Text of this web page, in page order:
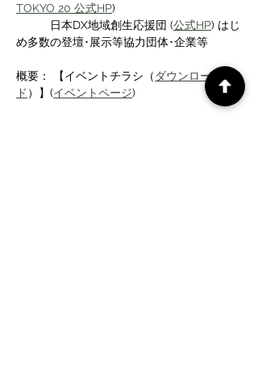
TOKYO 20 公式HP)
日本DX地域創生応援団 (公式HP) はじ
め多数の登壇･展示等協力団体･企業等
概要： 【イベントチラシ（ ダウンロー
ド ）】(イベントページ)